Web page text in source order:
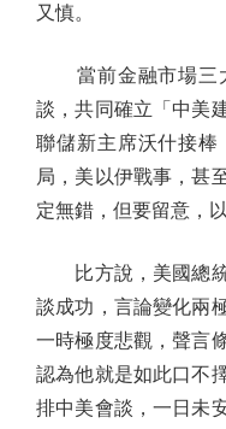
又慎。
當前金融市場三
談，共同確立「中美
聯儲新主席沃什接棒
局，美以伊戰事，甚
定無錯，但要留意，
比方說，美國總統
談成功，言論變化兩
一時極度悲觀，聲言
認為他就是如此口不
排中美會談，一日未